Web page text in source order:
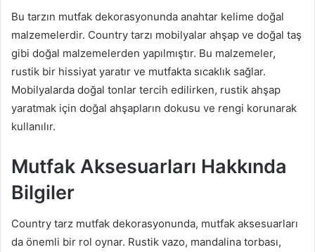
Bu tarzın mutfak dekorasyonunda anahtar kelime doğal
malzemelerdir. Country tarzı mobilyalar ahşap ve doğal taş
gibi doğal malzemelerden yapılmıştır. Bu malzemeler,
rustik bir hissiyat yaratır ve mutfakta sıcaklık sağlar.
Mobilyalarda doğal tonlar tercih edilirken, rustik ahşap
yaratmak için doğal ahşapların dokusu ve rengi korunarak
kullanılır.
Mutfak Aksesuarları Hakkında
Bilgiler
Country tarz mutfak dekorasyonunda, mutfak aksesuarları
da önemli bir rol oynar. Rustik vazo, mandalina torbası,